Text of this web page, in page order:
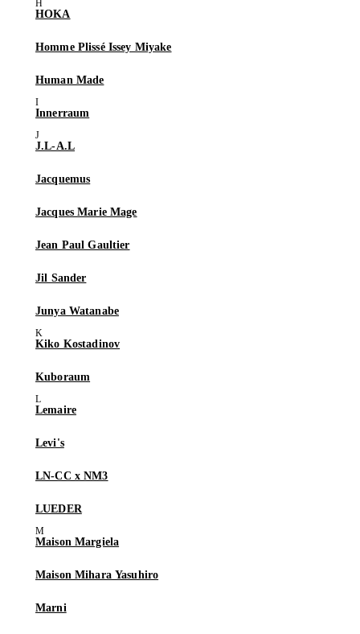
HOKA
Homme Plissé Issey Miyake
Human Made
Innerraum
J.L-A.L
Jacquemus
Jacques Marie Mage
Jean Paul Gaultier
Jil Sander
Junya Watanabe
Kiko Kostadinov
Kuboraum
Lemaire
Levi's
LN-CC x NM3
LUEDER
Maison Margiela
Maison Mihara Yasuhiro
Marni